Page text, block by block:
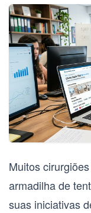
Muitos
armadilha de
suas iniciativas